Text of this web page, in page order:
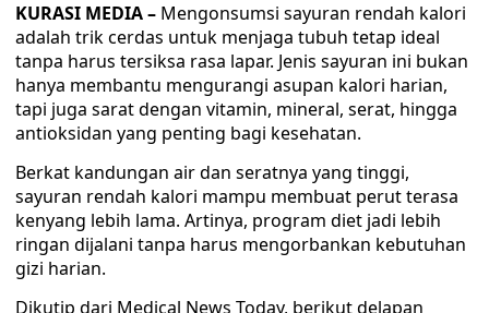
KURASI MEDIA – Mengonsumsi sayuran rendah kalori
adalah trik cerdas untuk menjaga tubuh tetap ideal
tanpa harus tersiksa rasa lapar. Jenis sayuran ini bukan
hanya membantu mengurangi asupan kalori harian,
tapi juga sarat dengan vitamin, mineral, serat, hingga
antioksidan yang penting bagi kesehatan.
Berkat kandungan air dan seratnya yang tinggi,
sayuran rendah kalori mampu membuat perut terasa
kenyang lebih lama. Artinya, program diet jadi lebih
ringan dijalani tanpa harus mengorbankan kebutuhan
gizi harian.
Dikutip dari Medical News Today, berikut delapan